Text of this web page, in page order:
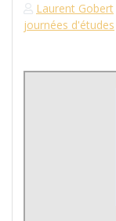
Laurent Gobert
journées d'études